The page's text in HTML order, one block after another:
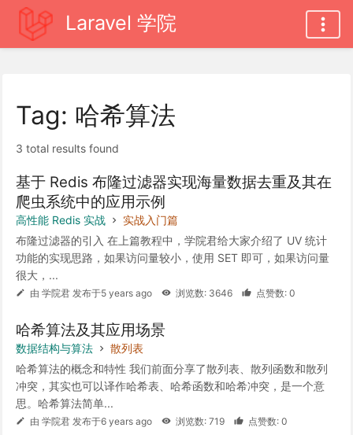
Laravel 学院
Tag: 哈希算法
3 total results found
基于 Redis 布隆过滤器实现海量数据去重及其在
爬虫系统中的应用示例
高性能 Redis 实战
实战入门篇
布隆过滤器的引入 在上篇教程中，学院君给大家介绍了 UV 统计
功能的实现思路，如果访问量较小，使用 SET 即可，如果访问量
很大，...
由 学院君 发布于5 years ago 浏览数: 3646 点赞数: 0
哈希算法及其应用场景
数据结构与算法
散列表
哈希算法的概念和特性 我们前面分享了散列表、散列函数和散列
冲突，其实也可以译作哈希表、哈希函数和哈希冲突，是一个意
思。哈希算法简单...
由 学院君 发布于6 years ago 浏览数: 719 点赞数: 0